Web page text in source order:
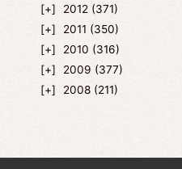
2012 (371)
2011 (350)
2010 (316)
2009 (377)
2008 (211)